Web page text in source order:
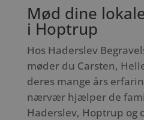
Mød dine
i Hoptrup
Hos Haderslev
møder du Carsten,
deres mange års
nærvær hjælper de
Haderslev, Hoptrup og